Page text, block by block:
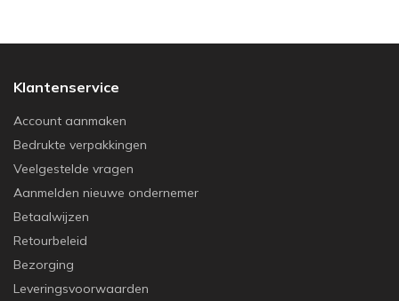
Klantenservice
Account aanmaken
Bedrukte verpakkingen
Veelgestelde vragen
Aanmelden nieuwe ondernemer
Betaalwijzen
Retourbeleid
Bezorging
Leveringsvoorwaarden